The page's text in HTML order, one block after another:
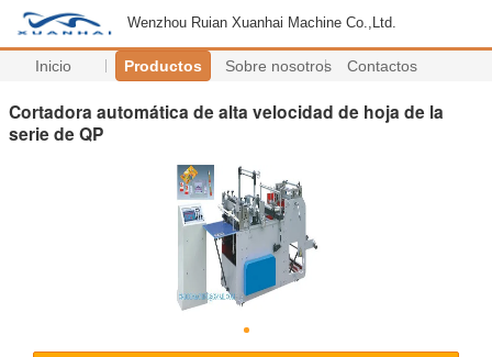
Wenzhou Ruian Xuanhai Machine Co.,Ltd.
Inicio Productos Sobre nosotros Contactos
Cortadora automática de alta velocidad de hoja de la
serie de QP